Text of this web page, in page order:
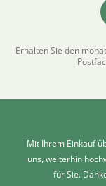
Erhalten Sie den
Mit Ihrem Einkauf
uns, weiterhin
für Sie.